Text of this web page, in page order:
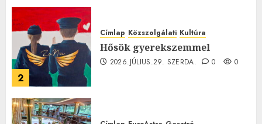
2
Címlap Közszolgálati Kultúra
Hősök gyerekszemmel
2026.JÚLIUS.29. SZERDA. 0 0